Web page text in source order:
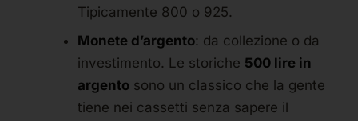
Tipicamente 800 o 925.
Monete d’argento: da collezione o da
investimento. Le storiche 500 lire in
argento sono un classico che la gente
tiene nei cassetti senza sapere il